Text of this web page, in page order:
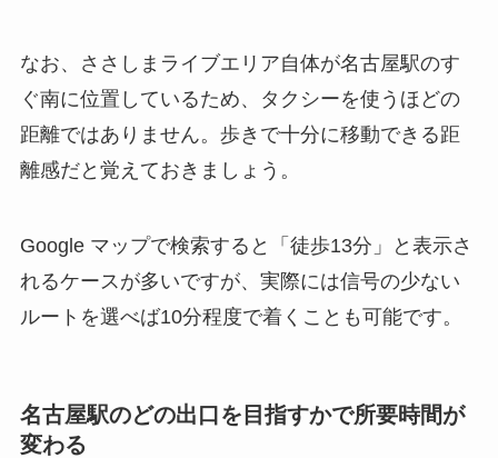
なお、ささしまライブエリア自体が名古屋駅のす
ぐ南に位置しているため、タクシーを使うほどの
距離ではありません。歩きで十分に移動できる距
離感だと覚えておきましょう。
Google マップで検索すると「徒歩13分」と表示さ
れるケースが多いですが、実際には信号の少ない
ルートを選べば10分程度で着くことも可能です。
名古屋駅のどの出口を目指すかで所要時間が
変わる